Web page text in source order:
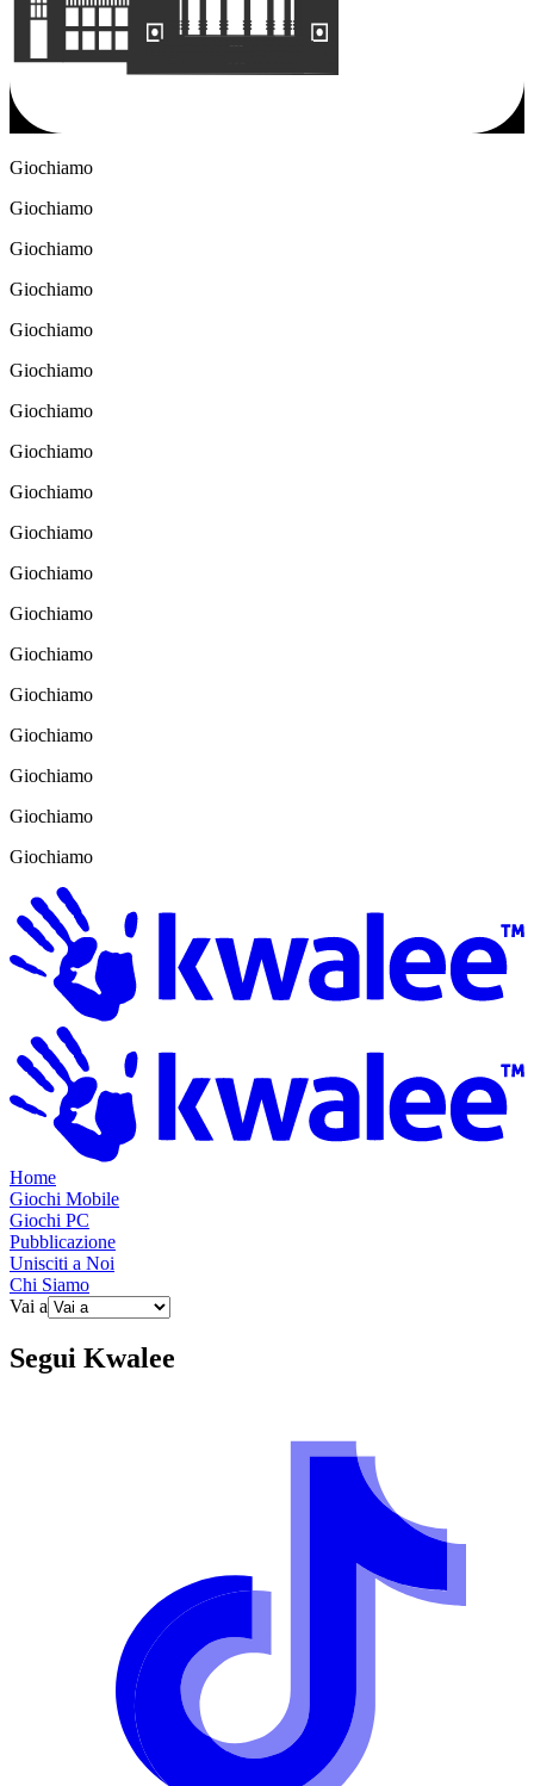
Giochiamo
Giochiamo
Giochiamo
Giochiamo
Giochiamo
Giochiamo
Giochiamo
Giochiamo
Giochiamo
Giochiamo
Giochiamo
Giochiamo
Giochiamo
Giochiamo
Giochiamo
Giochiamo
Giochiamo
Giochiamo
Home
Giochi Mobile
Giochi PC
Pubblicazione
Unisciti a Noi
Chi Siamo
Vai a
Segui Kwalee